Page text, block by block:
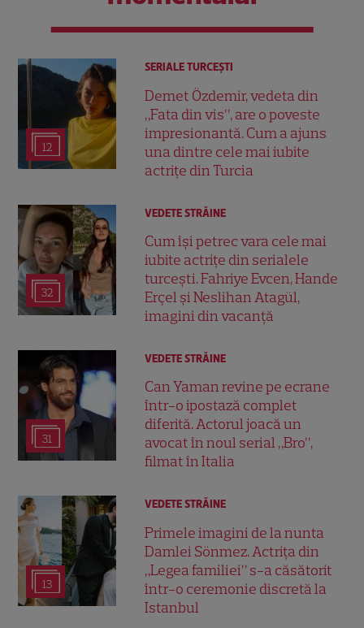
12
SERIALE TURCEŞTI
Demet Özdemir, vedeta din
„Fata din vis”, are o poveste
impresionantă. Cum a ajuns
una dintre cele mai iubite
actrițe din Turcia
32
VEDETE STRĂINE
Cum își petrec vara cele mai
iubite actrițe din serialele
turcești. Fahriye Evcen, Hande
Erçel și Neslihan Atagül,
imagini din vacanță
31
VEDETE STRĂINE
Can Yaman revine pe ecrane
într-o ipostază complet
diferită. Actorul joacă un
avocat în noul serial „Bro”,
filmat în Italia
13
VEDETE STRĂINE
Primele imagini de la nunta
Damlei Sönmez. Actrița din
„Legea familiei” s-a căsătorit
într-o ceremonie discretă la
Istanbul